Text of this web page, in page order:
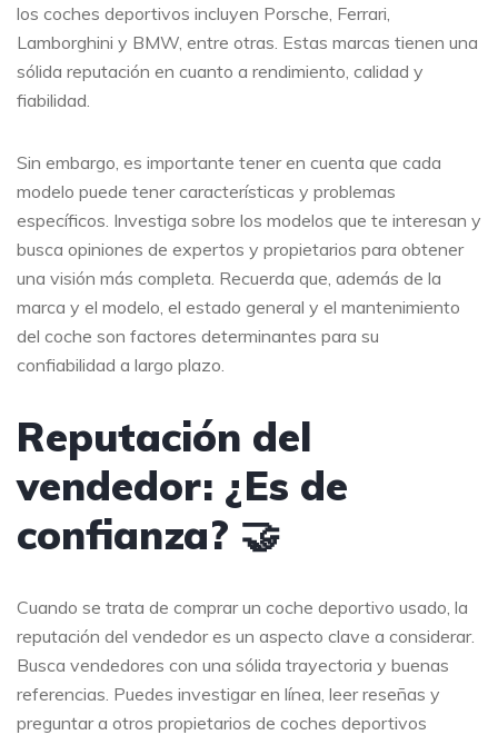
los coches deportivos incluyen Porsche, Ferrari,
Lamborghini y BMW, entre otras. Estas marcas tienen una
sólida reputación en cuanto a rendimiento, calidad y
fiabilidad.
Sin embargo, es importante tener en cuenta que cada
modelo puede tener características y problemas
específicos. Investiga sobre los modelos que te interesan y
busca opiniones de expertos y propietarios para obtener
una visión más completa. Recuerda que, además de la
marca y el modelo, el estado general y el mantenimiento
del coche son factores determinantes para su
confiabilidad a largo plazo.
Reputación del
vendedor: ¿Es de
confianza? 🤝
Cuando se trata de comprar un coche deportivo usado, la
reputación del vendedor es un aspecto clave a considerar.
Busca vendedores con una sólida trayectoria y buenas
referencias. Puedes investigar en línea, leer reseñas y
preguntar a otros propietarios de coches deportivos